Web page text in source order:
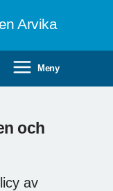
Arvika
Meny
och
av